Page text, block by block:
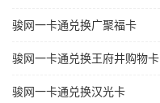
骏网一卡通兑换广聚福卡
骏网一卡通兑换王府井购物卡
骏网一卡通兑换汉光卡